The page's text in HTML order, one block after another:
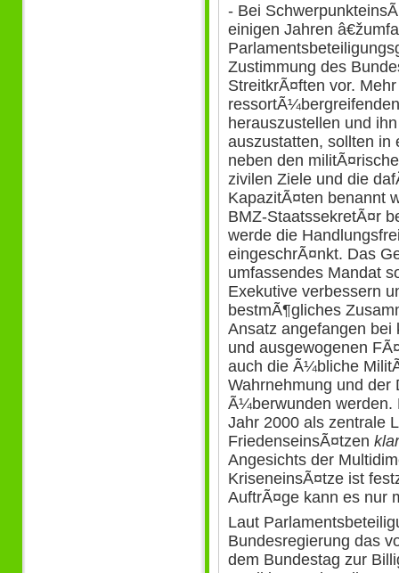
- Bei
einigen Jahren
Zustimmung des
StreitkrÃ¤ften vor.
herauszustellen und
auszustatten, sollten in
neben den
zivilen Ziele und die
KapazitÃ¤ten benannt
BMZ-StaatssekretÃ¤r
werde die
eingeschrÃ¤nkt. Das
umfassendes Mandat
Exekutive verbessern
bestmÃ¶gliches
Ansatz angefangen bei
und ausgewogenen
auch die Ã¼bliche
Wahrnehmung und der
Ã¼berwunden werden.
Jahr 2000 als zentrale
FriedenseinsÃ¤tzen
Angesichts der
KriseneinsÃ¤tze ist
AuftrÃ¤ge kann es nur
Laut
Bundesregierung das
dem Bundestag zur